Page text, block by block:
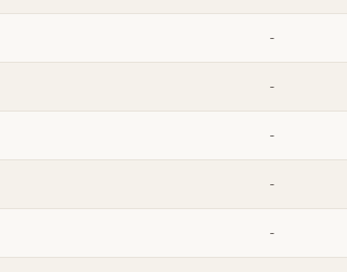
-
-
-
-
-